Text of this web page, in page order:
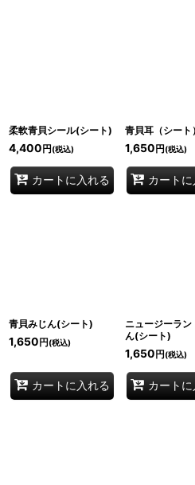
柔軟青貝シール(シート)
4,400円(税込)
カートに入れる
青貝耳（シート）
1,650円(税込)
カートに
青貝みじん(シート)
1,650円(税込)
カートに入れる
ニュージーラン
ん(シート)
1,650円(税込)
カートに